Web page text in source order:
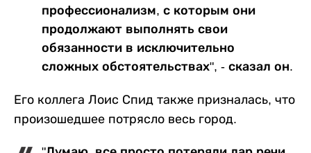
профессионализм, с которым они
продолжают выполнять свои
обязанности в исключительно
сложных обстоятельствах", - сказал он.
Его коллега Лоис Спид также призналась, что
произошедшее потрясло весь город.